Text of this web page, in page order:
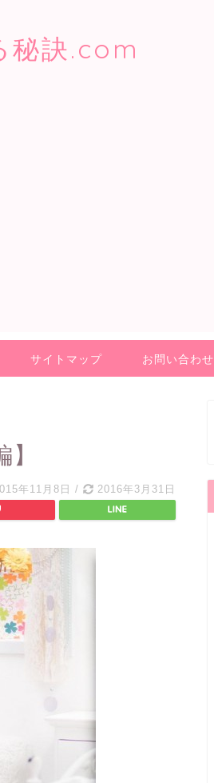
秘訣.com
サイトマップ お問い合わせ
年11月8日 / 2016年3月31日